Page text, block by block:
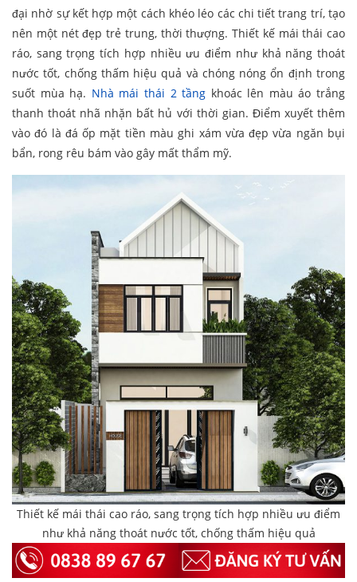
đại nhờ sự kết hợp một cách khéo léo các chi tiết trang trí, tạo
nên một nét đẹp trẻ trung, thời thượng. Thiết kế mái thái cao
ráo, sang trọng tích hợp nhiều ưu điểm như khả năng thoát
nước tốt, chống thấm hiệu quả và chóng nóng ổn định trong
suốt mùa hạ. Nhà mái thái 2 tầng khoác lên màu áo trắng
thanh thoát nhã nhặn bất hủ với thời gian. Điểm xuyết thêm
vào đó là đá ốp mặt tiền màu ghi xám vừa đẹp vừa ngăn bụi
bẩn, rong rêu bám vào gây mất thẩm mỹ.
Thiết kế mái thái cao ráo, sang trọng tích hợp nhiều ưu điểm
như khả năng thoát nước tốt, chống thấm hiệu quả